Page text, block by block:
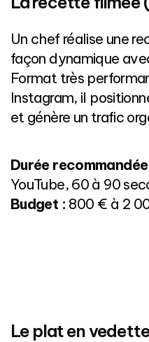
Un chef réalise une
façon dynamique
Format très
Instagram, il
et génère un trafic
Durée
YouTube, 60 à 90
Budget : 800 € à 2
Le plat en